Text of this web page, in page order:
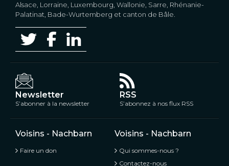
Alsace, Lorraine, Luxembourg, Wallonie, Sarre, Rhénanie-
Palatinat, Bade-Wurtemberg et canton de Bâle.
Newsletter
S’abonner à la newsletter
RSS
S’abonnez à nos flux RSS
Voisins - Nachbarn
Faire un don
Voisins - Nachbarn
Qui sommes-nous ?
Contactez-nous